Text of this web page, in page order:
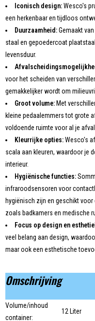
Iconisch design:Wesco's
een herkenbaar en tijdloos
Duurzaamheid:Gemaakt
staal en gepoedercoat
levensduur.
voor het scheiden van
gemakkelijker wordt om
Groot volume: Met
kleine pedaalemmers tot grote
voldoende ruimte voor al je
Kleurrijke opties:Wesco's
scala aan kleuren, waardoor je
interieur.
Hygiënische functies:
infraroodsensoren voor
hygiënisch zijn en geschikt
zoals badkamers en medische
Focus op design en
veel belang aan design,
maar ook een esthetische
Omschrijving
Volume/inhoud
container:
12 Liter